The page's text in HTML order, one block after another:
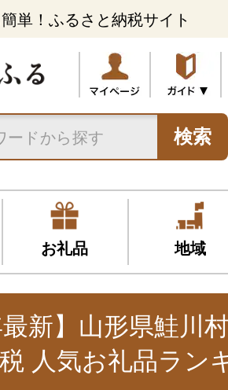
単！ふるさと納税サイト
検索
お礼品 地域
最新】山形県鮭川
人気お礼品ラン